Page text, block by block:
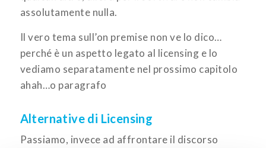
assolutamente nulla.
Il vero tema sull’on premise non ve lo dico…
perché è un aspetto legato al licensing e lo
vediamo separatamente nel prossimo capitolo
ahah…o paragrafo
Alternative di Licensing
Passiamo, invece ad affrontare il discorso